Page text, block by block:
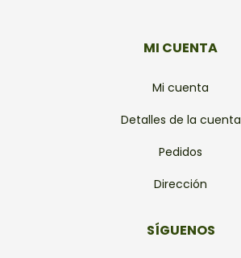
MI CUENTA
Mi cuenta
Detalles de la cuenta
Pedidos
Dirección
SÍGUENOS